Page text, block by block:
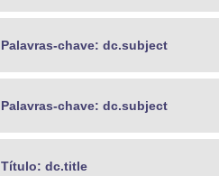
Palavras-chave: dc.subject
Palavras-chave: dc.subject
Título: dc.title